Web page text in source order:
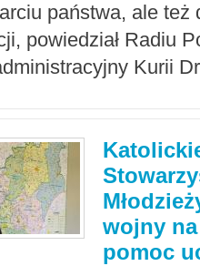
państwa, ale też
powiedział Radiu
Kurii
wojny
pomoc